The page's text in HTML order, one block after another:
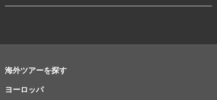
海外ツアーを探す
ヨーロッパ